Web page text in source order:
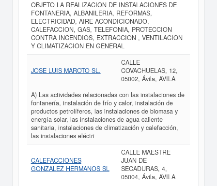
OBJETO LA REALIZACION DE INSTALACIONES DE
FONTANERIA, ALBANILERIA, REFORMAS,
ELECTRICIDAD, AIRE ACONDICIONADO,
CALEFACCION, GAS, TELEFONIA, PROTECCION
CONTRA INCENDIOS, EXTRACCION , VENTILACION
Y CLIMATIZACION EN GENERAL
JOSE LUIS MAROTO SL.
CALLE
COVACHUELAS, 12,
05002, Ávila, AVILA
A) Las actividades relacionadas con las instalaciones de
fontanería, instalación de frío y calor, instalación de
productos petrolíferos, las instalaciones de biomasa y
energía solar, las instalaciones de agua caliente
sanitaria, instalaciones de climatización y calefacción,
las instalaciones eléctri
CALEFACCIONES
GONZALEZ HERMANOS SL
CALLE MAESTRE
JUAN DE
SECADURAS, 4,
05004, Ávila, AVILA